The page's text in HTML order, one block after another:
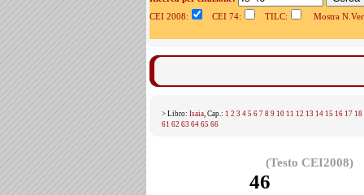
CEI 2008:
CEI 74: TILC: Mostra
> Libro: Isaia, Cap.: 1 2 3 4 5 6 7 8 9 10 11 12 13 14 15 16 17 18
61 62 63 64 65 66
(Testo CEI2008)
46